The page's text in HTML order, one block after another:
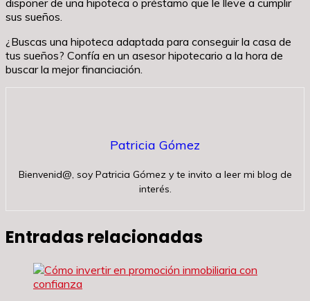
disponer de una hipoteca o préstamo que le lleve a cumplir
sus sueños.
¿Buscas una hipoteca adaptada para conseguir la casa de
tus sueños? Confía en un asesor hipotecario a la hora de
buscar la mejor financiación.
Patricia Gómez
Bienvenid@, soy Patricia Gómez y te invito a leer mi blog de
interés.
Entradas relacionadas